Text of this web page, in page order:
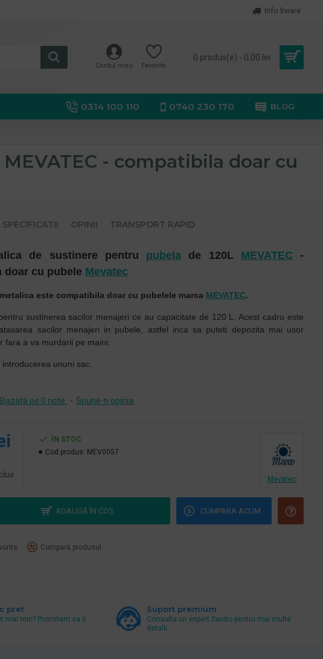
Info livrare
Contul meu Favorite
0 produs(e) - 0,00 lei
0314 100 110 0740 230 170 BLOG
- compatibila doar cu
SPECIFICATII OPINII TRANSPORT RAPID
de sustinere pentru pubela de 120L MEVATEC -
doar cu pubele Mevatec
este compatibila doar cu pubelele marca MEVATEC.
sustinerea sacilor menajeri ce au capacitate de 120 L. Acest cadru este
sacilor menajeri in pubele, astfel inca sa puteti depozita mai usor
fara a va murdarii pe maini.
ununi sac.
Bazată pe 0 note. - Spune-ţi opinia
ÎN STOC
Cod produs: MEV0057
Mevatec
ADAUGĂ ÎN COŞ CUMPARA ACUM
Compară produsul
pret
mai mic? Promitem sa il
Suport premium
Consulta un expert Sanito pentru mai multe
detalii